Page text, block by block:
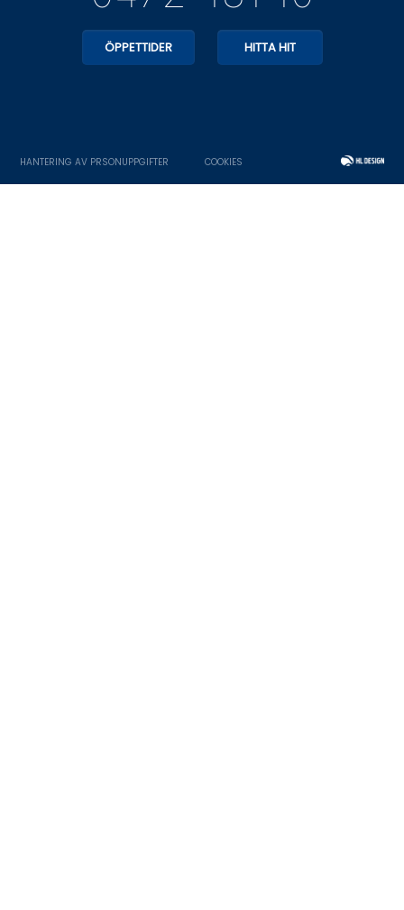
ÖPPETTIDER HITTA HIT
HANTERING AV PRSONUPPGIFTER COOKIES